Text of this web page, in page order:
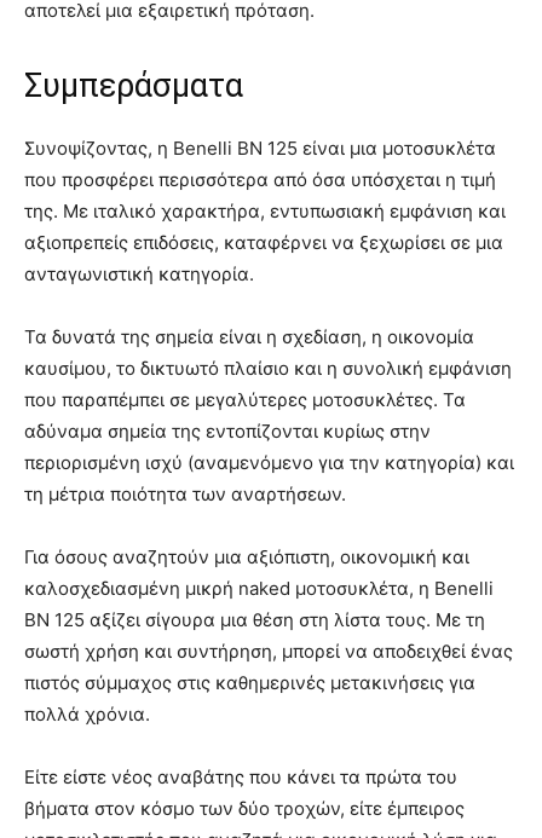
αποτελεί μια εξαιρετική πρόταση.
Συμπεράσματα
Συνοψίζοντας, η Benelli BN 125 είναι μια μοτοσυκλέτα
που προσφέρει περισσότερα από όσα υπόσχεται η τιμή
της. Με ιταλικό χαρακτήρα, εντυπωσιακή εμφάνιση και
αξιοπρεπείς επιδόσεις, καταφέρνει να ξεχωρίσει σε μια
ανταγωνιστική κατηγορία.
Τα δυνατά της σημεία είναι η σχεδίαση, η οικονομία
καυσίμου, το δικτυωτό πλαίσιο και η συνολική εμφάνιση
που παραπέμπει σε μεγαλύτερες μοτοσυκλέτες. Τα
αδύναμα σημεία της εντοπίζονται κυρίως στην
περιορισμένη ισχύ (αναμενόμενο για την κατηγορία) και
τη μέτρια ποιότητα των αναρτήσεων.
Για όσους αναζητούν μια αξιόπιστη, οικονομική και
καλοσχεδιασμένη μικρή naked μοτοσυκλέτα, η Benelli
BN 125 αξίζει σίγουρα μια θέση στη λίστα τους. Με τη
σωστή χρήση και συντήρηση, μπορεί να αποδειχθεί ένας
πιστός σύμμαχος στις καθημερινές μετακινήσεις για
πολλά χρόνια.
Είτε είστε νέος αναβάτης που κάνει τα πρώτα του
βήματα στον κόσμο των δύο τροχών, είτε έμπειρος